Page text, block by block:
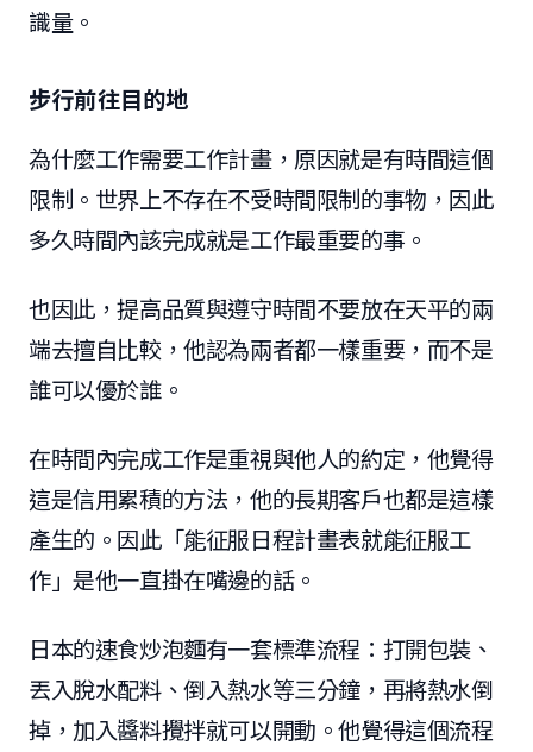
識量。
步行前往目的地
為什麼工作需要工作計畫，原因就是有時間這個
限制。世界上不存在不受時間限制的事物，因此
多久時間內該完成就是工作最重要的事。
也因此，提高品質與遵守時間不要放在天平的兩
端去擅自比較，他認為兩者都一樣重要，而不是
誰可以優於誰。
在時間內完成工作是重視與他人的約定，他覺得
這是信用累積的方法，他的長期客戶也都是這樣
產生的。因此「能征服日程計畫表就能征服工
作」是他一直掛在嘴邊的話。
日本的速食炒泡麵有一套標準流程：打開包裝、
丟入脫水配料、倒入熱水等三分鐘，再將熱水倒
掉，加入醬料攪拌就可以開動。他覺得這個流程